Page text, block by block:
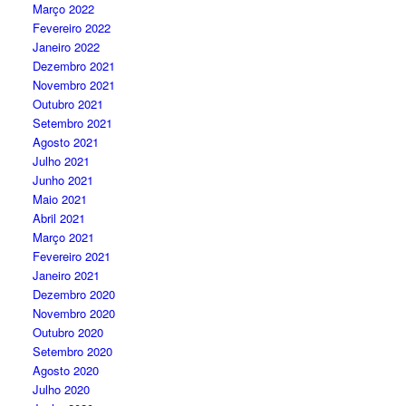
Março 2022
Fevereiro 2022
Janeiro 2022
Dezembro 2021
Novembro 2021
Outubro 2021
Setembro 2021
Agosto 2021
Julho 2021
Junho 2021
Maio 2021
Abril 2021
Março 2021
Fevereiro 2021
Janeiro 2021
Dezembro 2020
Novembro 2020
Outubro 2020
Setembro 2020
Agosto 2020
Julho 2020